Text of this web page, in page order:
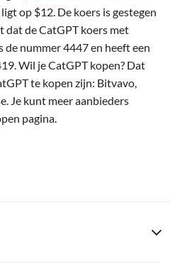
op $12. De koers is gestegen
dat de CatGPT koers met
de nummer 4447 en heeft een
Wil je CatGPT kopen? Dat
te kopen zijn: Bitvavo,
Je kunt meer aanbieders
pagina.